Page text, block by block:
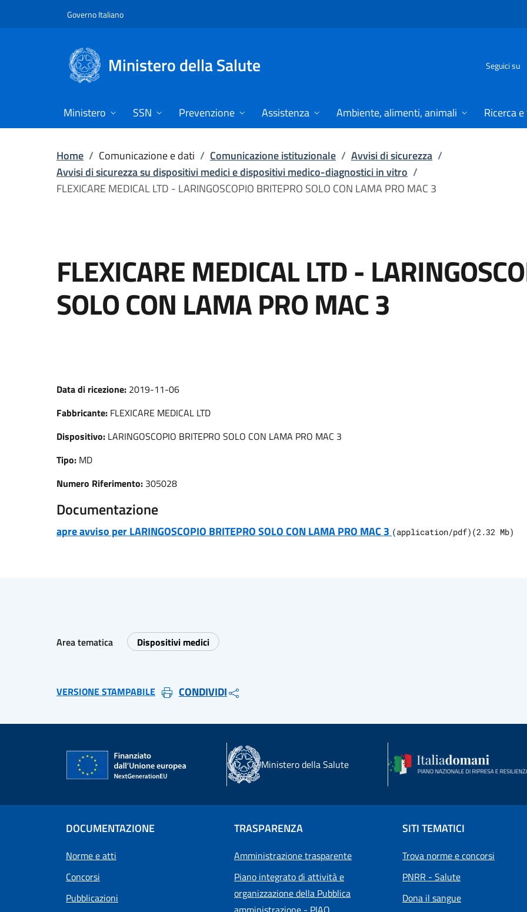
Governo Italiano
Ministero della Salute Seguici su
Ministero SSN Prevenzione Assistenza Ambiente, alimenti, animali Ricerca
Home / Comunicazione e dati / Comunicazione istituzionale / Avvisi di sicurezza /
Avvisi di sicurezza su dispositivi medici e dispositivi medico-diagnostici in vitro /
FLEXICARE MEDICAL LTD - LARINGOSCOPIO BRITEPRO SOLO CON LAMA PRO MAC 3
FLEXICARE MEDICAL LTD -
SOLO CON LAMA PRO MAC 3
Data di ricezione: 2019-11-06
Fabbricante: FLEXICARE MEDICAL LTD
Dispositivo: LARINGOSCOPIO BRITEPRO SOLO CON LAMA PRO MAC 3
Tipo: MD
Numero Riferimento: 305028
Documentazione
apre avviso per LARINGOSCOPIO BRITEPRO SOLO CON LAMA PRO MAC 3 (application/pdf) (2.32 Mb)
Area tematica Dispositivi medici
VERSIONE STAMPABILE CONDIVIDI
Ministero della Salute
DOCUMENTAZIONE
Norme e atti
Concorsi
Pubblicazioni
TRASPARENZA
Amministrazione trasparente
Piano integrato di attività e
organizzazione della Pubblica
SITI TEMATICI
Trova norme e concorsi
PNRR - Salute
Dona il sangue